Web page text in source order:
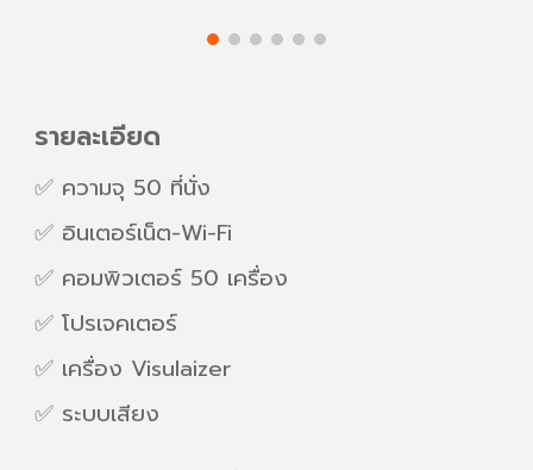
รายละเอียด
✅ ความจุ 50 ที่นั่ง
✅ อินเตอร์เน็ต-Wi-Fi
✅ คอมพิวเตอร์ 50 เครื่อง
✅ โปรเจคเตอร์
✅ เครื่อง Visulaizer
✅ ระบบเสียง